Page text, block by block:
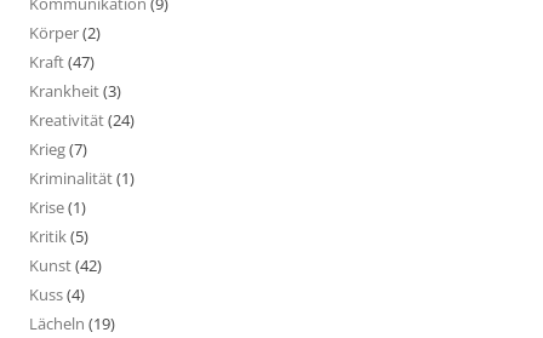
Körper(2)
Kraft(47)
Krankheit(3)
Kreativität(24)
Krieg(7)
Kriminalität(1)
Krise(1)
Kritik(5)
Kunst(42)
Kuss(4)
Lächeln (19)